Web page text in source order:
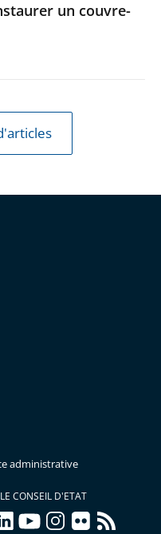
un couvre-
administrative
CONSEIL D'ETAT
youtubeinstagram
flickr rss